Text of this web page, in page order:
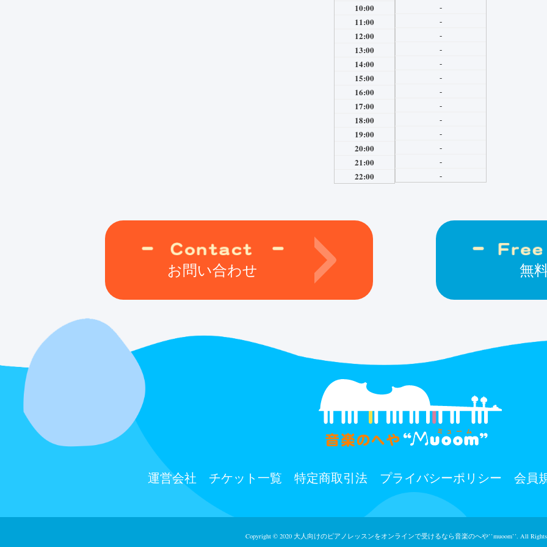
10:00
11:00
12:00
13:00
14:00
15:00
16:00
17:00
18:00
19:00
20:00
21:00
22:00
-
-
-
-
-
-
-
-
-
-
-
-
-
お問い合わせ 無
運営会社 チケット⼀覧 特定商取引法 プライバシーポリシー 会員
Copyright © 2020 大人向けのピアノレッスンをオンラインで受けるなら⾳楽のへや’’muoom’’. All